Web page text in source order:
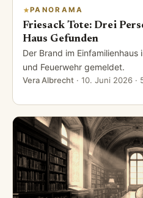
PANORAMA
Friesack Tote: Drei
Haus Gefunden
Der Brand im
und Feuerwehr gemeldet.
Vera Albrecht · 10. Juni 2026 ·